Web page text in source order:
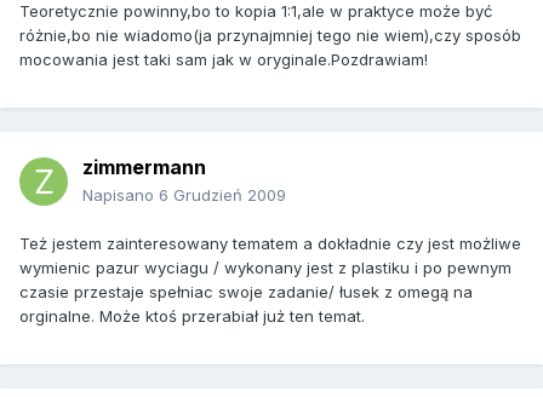
Teoretycznie powinny,bo to kopia 1:1,ale w praktyce może być
różnie,bo nie wiadomo(ja przynajmniej tego nie wiem),czy sposób
mocowania jest taki sam jak w oryginale.Pozdrawiam!
zimmermann
Napisano 6 Grudzień 2009
Też jestem zainteresowany tematem a dokładnie czy jest możliwe
wymienic pazur wyciagu / wykonany jest z plastiku i po pewnym
czasie przestaje spełniac swoje zadanie/ łusek z omegą na
orginalne. Może ktoś przerabiał już ten temat.